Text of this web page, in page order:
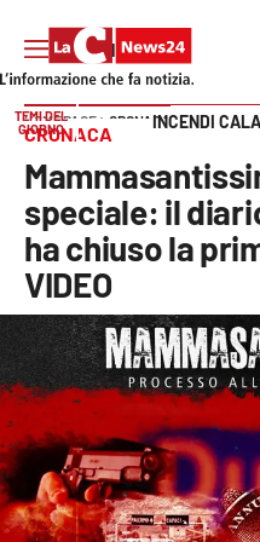
SEZIONI
Cronaca
Politica
Attualità
Economia e lavoro
Italia Mondo
Vai
TEMI DEL
GIORNO
INCENDI
HOME PAGE CRONACA
CRONACA
speciale: il
ha chiuso la
VIDEO